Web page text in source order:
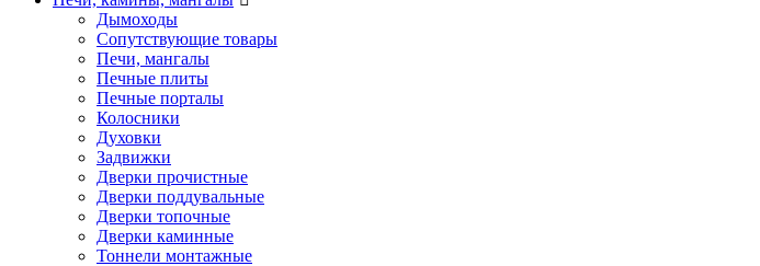
Дымоходы
Сопутствующие товары
Печи, мангалы
Печные плиты
Печные порталы
Колосники
Духовки
Задвижки
Дверки прочистные
Дверки поддувальные
Дверки топочные
Дверки каминные
Тоннели монтажные